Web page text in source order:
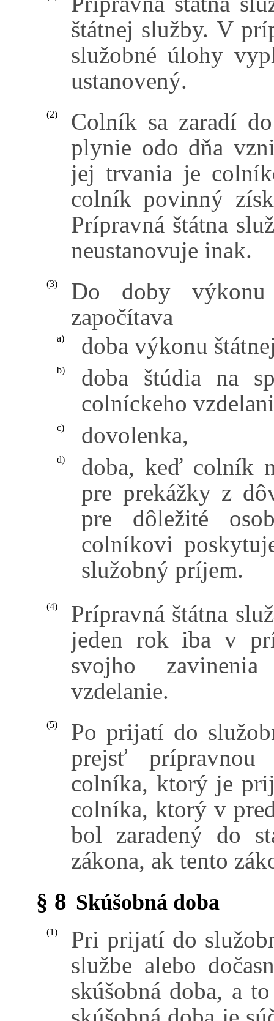
štátnej služby. V
služobné úlohy
ustanovený.
(2)
Colník sa zaradí
plynie odo dňa
jej trvania je
colník povinný
Prípravná štátna
neustanovuje inak.
(3)
Do doby výkonu
započítava
a) doba výkonu
b)
doba štúdia na
colníckeho
c) dovolenka,
d)
doba, keď colník
pre prekážky z
pre dôležité
colníkovi
služobný príjem.
(4)
Prípravná štátna
jeden rok iba v
svojho
vzdelanie.
(5)
Po prijatí do
prejsť
colníka, ktorý je
colníka, ktorý v
bol zaradený do
zákona, ak tento
§ 8 Skúšobná doba
(1)
Pri prijatí do
službe alebo
skúšobná doba, a